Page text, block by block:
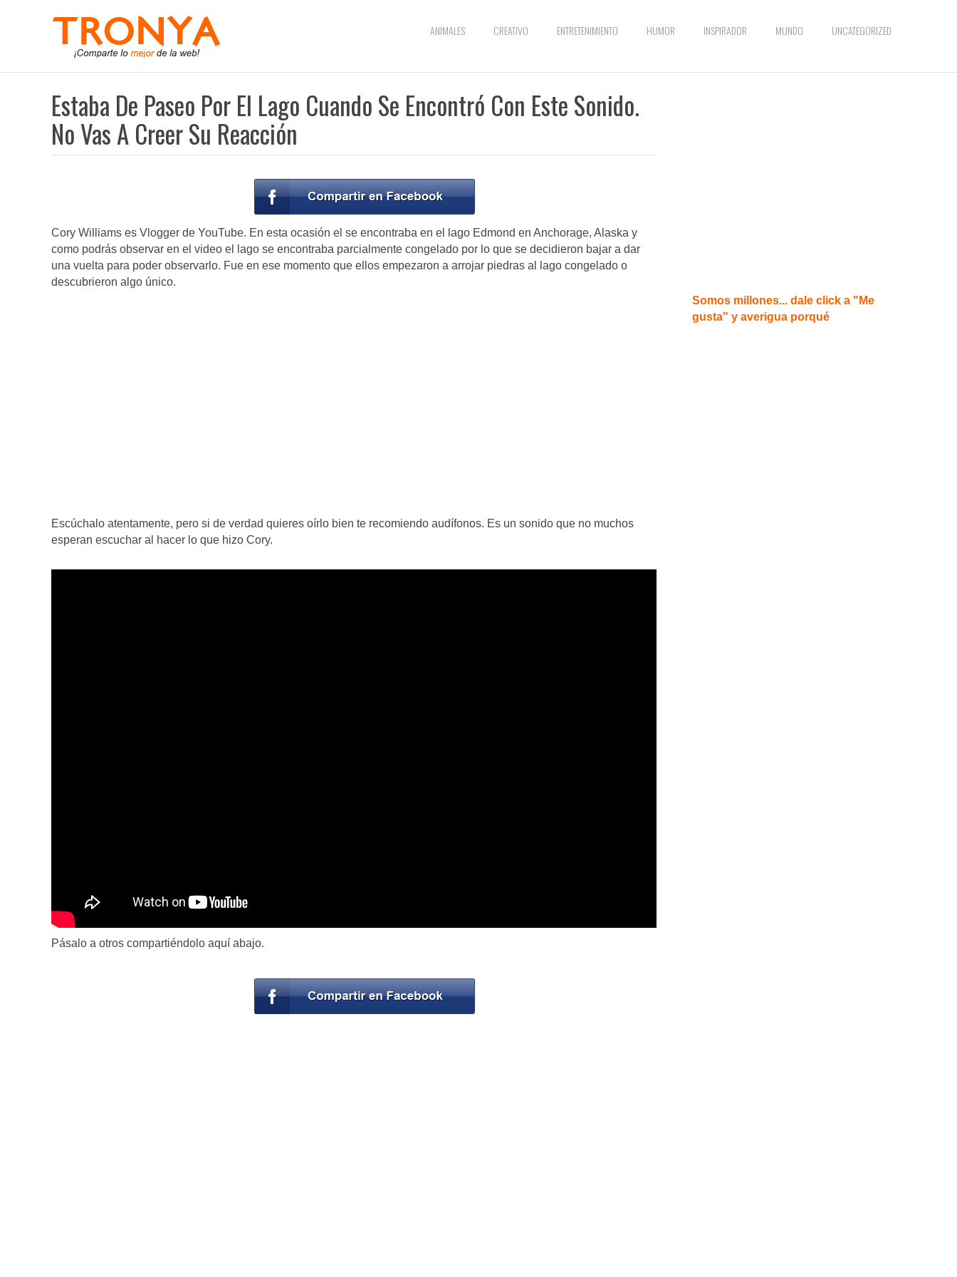
ANIMALES CREATIVO ENTRETENIMIENTO HUMOR INSPIRADOR MUNDO UNCATEGORIZED
Estaba De Paseo Por El Lago Cuando Se Encontró Con Este Sonido.
No Vas A Creer Su Reacción
Cory Williams es Vlogger de YouTube. En esta ocasión el se encontraba en el lago Edmond en Anchorage, Alaska y
como podrás observar en el video el lago se encontraba parcialmente congelado por lo que se decidieron bajar a dar
una vuelta para poder observarlo. Fue en ese momento que ellos empezaron a arrojar piedras al lago congelado o
descubrieron algo único.
Escúchalo atentamente, pero si de verdad quieres oírlo bien te recomiendo audífonos. Es un sonido que no muchos
esperan escuchar al hacer lo que hizo Cory.
Pásalo a otros compartiéndolo aquí abajo.
Somos millones... dale click a "Me
gusta" y averigua porqué